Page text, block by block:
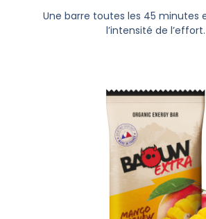
Une barre toutes les 45 minutes
l’intensité de l’effort.